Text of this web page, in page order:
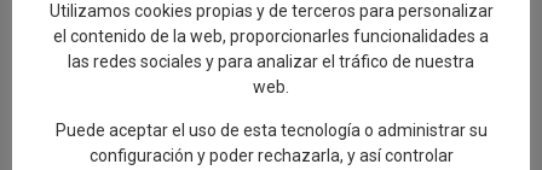
“Mimetizando Pasión y Patrimonio, por transcurrir la mayoría de
los pasos por un casco antiguo con un gran valor histórico y
cultural, fusión que contribuyó en su momento, a la declaración
Utilizamos cookies propias y de terceros para personalizar
el contenido de la web, proporcionarles funcionalidades a
las redes sociales y para analizar el tráfico de nuestra
web.
Puede aceptar el uso de esta tecnología o administrar su
configuración y poder rechazarla, y así controlar